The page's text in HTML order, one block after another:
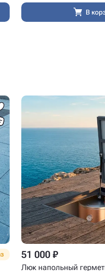
В
51 000 ₽
Люк напольный